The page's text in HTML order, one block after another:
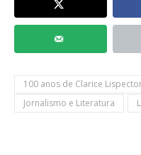
100 anos de Clarice
Jornalismo e Literatura